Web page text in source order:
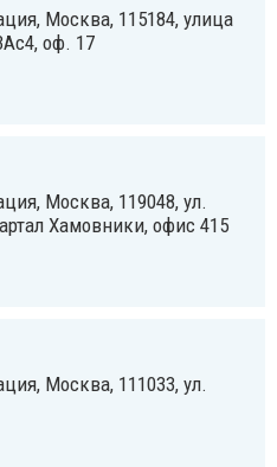
Москва, 115184, улица
оф. 17
Москва, 119048, ул.
Хамовники, офис 415
Москва, 111033, ул.